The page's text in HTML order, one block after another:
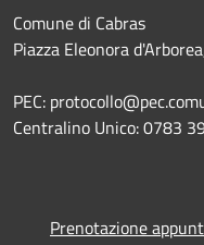
Comune di Cabras
Piazza Eleonora
PEC:
Centralino Unico: 0783
Prenotazione